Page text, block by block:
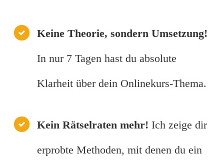
Keine Theorie, sondern Umsetzung!
In nur 7 Tagen hast du absolute
Klarheit über dein Onlinekurs-Thema.
Kein Rätselraten mehr! Ich zeige dir
erprobte Methoden, mit denen du ein